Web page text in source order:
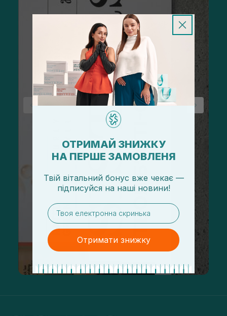
ОТРИМАЙ ЗНИЖКУ
НА ПЕРШЕ ЗАМОВЛЕНЯ
Твій вітальний бонус вже чекає —
підписуйся на наші новини!
email
Отримати знижку